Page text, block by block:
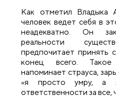
Как отметил Владыка
человек ведет себя в
неадекватно. Он
реальности
предпочитает принять
конец всего.
напоминает страуса,
«я просто умру, а
ответственности за все,